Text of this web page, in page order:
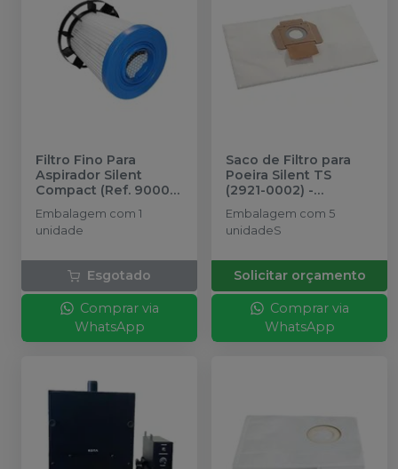
Filtro Fino Para
Aspirador Silent
Compact (Ref. 90002-
1635) -
Embalagem com 1
unidade
Esgotado
Comprar via
WhatsApp
Saco de Filtro para
Poeira Silent TS
(2921-0002) -
RENFERT
Embalagem com 5
unidadeS
Solicitar orçamento
Comprar via
WhatsApp